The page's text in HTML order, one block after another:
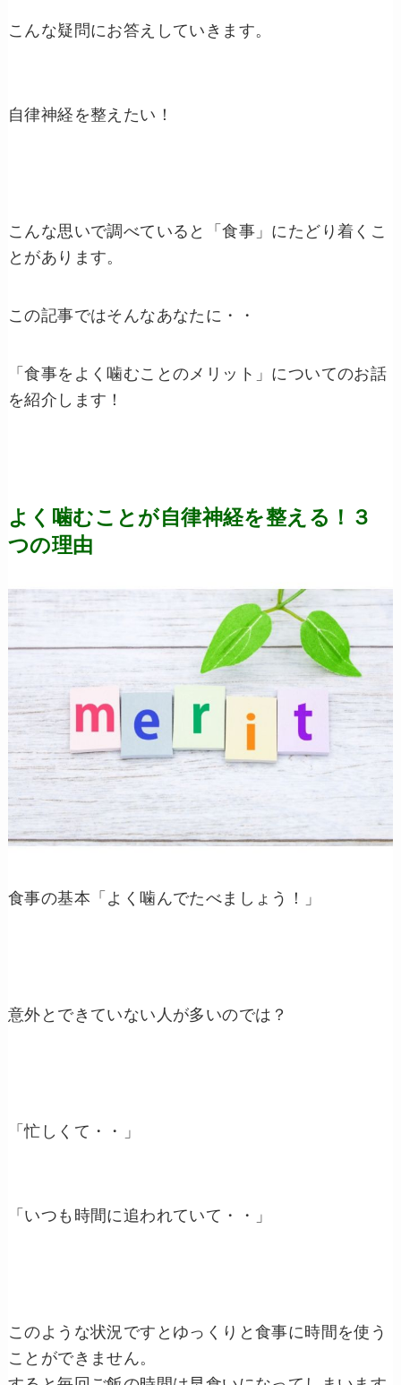
こんな疑問にお答えしていきます。
自律神経を整えたい！
こんな思いで調べていると「食事」にたどり着くこ
とがあります。
この記事ではそんなあなたに・・
「食事をよく噛むことのメリット」についてのお話
を紹介します！
よく噛むことが自律神経を整える！３
つの理由
食事の基本「よく噛んでたべましょう！」
意外とできていない人が多いのでは？
「忙しくて・・」
「いつも時間に追われていて・・」
このような状況ですとゆっくりと食事に時間を使う
ことができません。